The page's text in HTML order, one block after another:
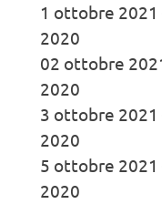
1 ottobre
2020
02 ottobre
2020
3 ottobre
2020
5 ottobre
2020